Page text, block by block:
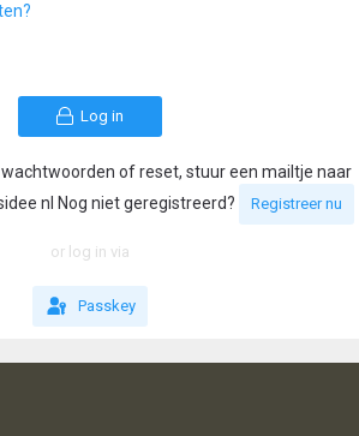
Log in
of reset, stuur een mailtje naar
nl Nog niet geregistreerd?
Registreer nu
or log in via
Passkey